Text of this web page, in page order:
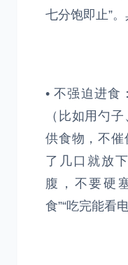
七分饱即止”
• 不强迫进食
（比如用勺
供食物，不
了几口就放
腹，不要硬
食”“吃完能看